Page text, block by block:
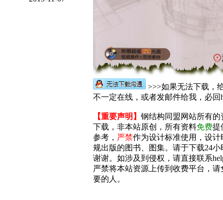
>>>如果无法下载，
不一定在线，或者发邮件给我，必回
【重要声明】 钢结构同盟网站所有的
下载，非本站原创，所有资料免费提
参考， 严禁作为设计标准使用，设计
规出版的图书、图集。请于下载24
谢谢。如涉及到侵权，请直接联系
严禁将本站资源上传到收费平台，
要的人。